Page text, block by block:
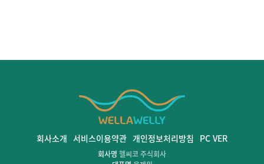
회사소개 서비스이용약관 개인정보처리방침 PC VER
회사명 헬씨코 주식회사